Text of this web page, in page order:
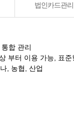
법인카드관리
합 관리
부터 이용 가능, 표
, 농협, 산업